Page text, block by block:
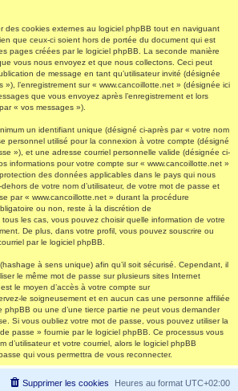
des cookies externes au logiciel phpBB tout en naviguant
que ceux-ci soient hors de portée du document qui est
pages créées par le logiciel phpBB. La seconde manière
vous nous envoyez et que nous collectons. Ceci peut
de message en tant qu’utilisateur invité (désignée
»), l’enregistrement sur « www.cancoillotte.net » (désignée ici
que vous envoyez après l’enregistrement et lors
« vos messages »).
un identifiant unique (désigné ci-après par « votre nom
personnel utilisé pour la connexion à votre compte (désigné
»), et une adresse courriel personnelle valide (désignée ci-
informations pour votre compte sur « www.cancoillotte.net »
des données applicables dans le pays qui nous
de votre nom d’utilisateur, de votre mot de passe et
par « www.cancoillotte.net » durant la procédure
ou non, reste à la discrétion de
les cas, vous pouvez choisir quelle information de votre
De plus, dans votre profil, vous pouvez souscrire ou
par le logiciel phpBB.
à sens unique) afin qu’il soit sécurisé. Cependant, il
le même mot de passe sur plusieurs sites Internet
le moyen d’accès à votre compte sur
le soigneusement et en aucun cas une personne affiliée
phpBB ou une d’une tierce partie ne peut vous demander
Si vous oubliez votre mot de passe, vous pouvez utiliser la
passe » fournie par le logiciel phpBB. Ce processus vous
d’utilisateur et votre courriel, alors le logiciel phpBB
qui vous permettra de vous reconnecter.
Heures au format UTC+02:00
Supprimer les cookies